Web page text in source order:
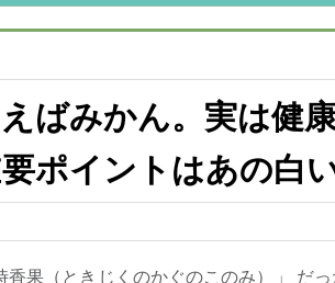
ばみかん。実は健
ポイントはあの白
香果（ときじくのかぐのこのみ）」 だ